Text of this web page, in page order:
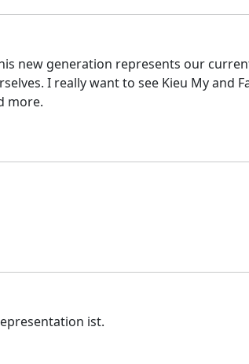
new generation represents our
I really want to see Kieu My and
more.
ist.